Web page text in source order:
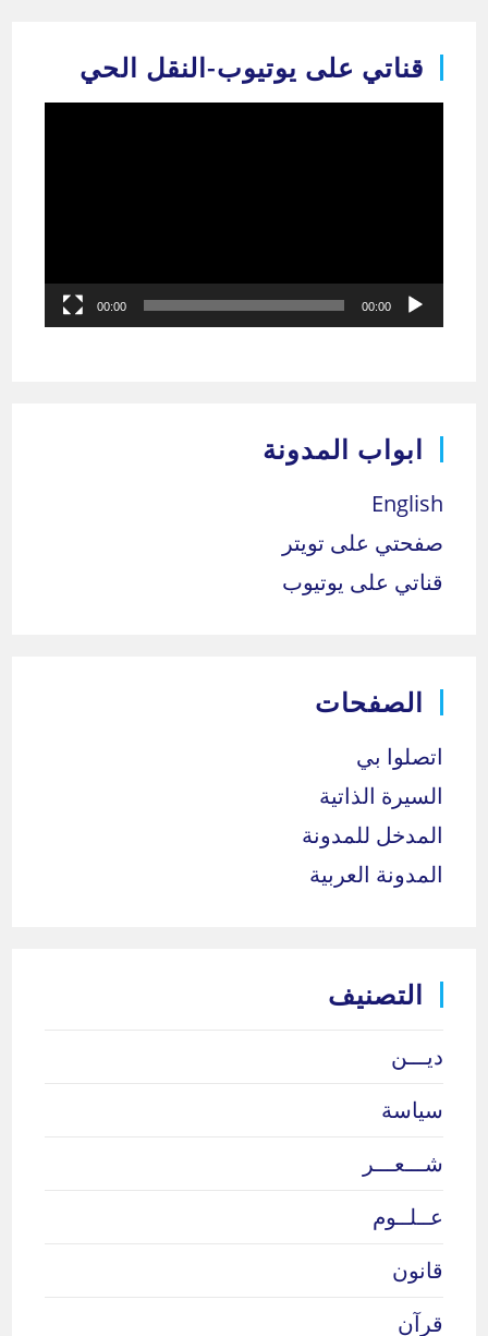
قناتي على يوتيوب-النقل الحي
00:00
00:00
ابواب المدونة
English
صفحتي على تويتر
قناتي على يوتيوب
الصفحات
اتصلوا بي
السيرة الذاتية
المدخل للمدونة
المدونة العربية
التصنيف
ديـــن
سياسة
شـــعـــر
عــلــوم
قانون
قرآن